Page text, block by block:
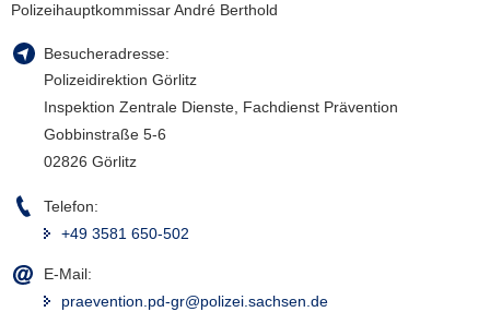
Polizeihauptkommissar André Berthold
Besucheradresse:
Polizeidirektion Görlitz
Inspektion Zentrale Dienste, Fachdienst Prävention
Gobbinstraße 5-6
02826 Görlitz
Telefon:
+49 3581 650-502
E-Mail:
praevention.pd-gr@polizei.sachsen.de